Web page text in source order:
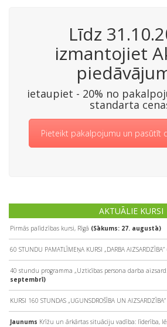
Līdz
izmantojiet
ietaupiet - 20% no
standarta
Pieteikt pakalpojumu un pasūtīt
AKTUĀLIE KURSI
Pirmās palīdzības kursi, Rīgā (Sākums: 27. augustā)
60 STUNDU PAMATLĪMEŅA KURSI „DARBA AIZSARDZĪBA”
40 stundu programma „Uzticības persona darba
septembrī)
KURSI 160 STUNDAS „UGUNSDROŠĪBA UN AIZSARDZĪBA”
Jaunums Krīžu un ārkārtas situāciju vadība: līderība,